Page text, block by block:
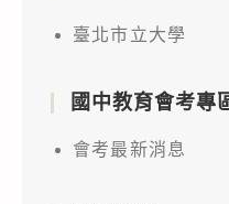
臺北市立大學
國中教育會考專
會考最新消息